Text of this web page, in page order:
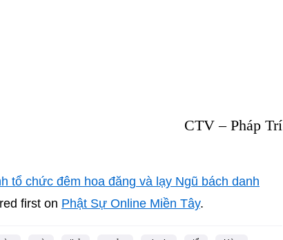
CTV – Pháp Trí
tổ chức đêm hoa đăng và lạy Ngũ bách danh
first on Phật Sự Online Miền Tây.